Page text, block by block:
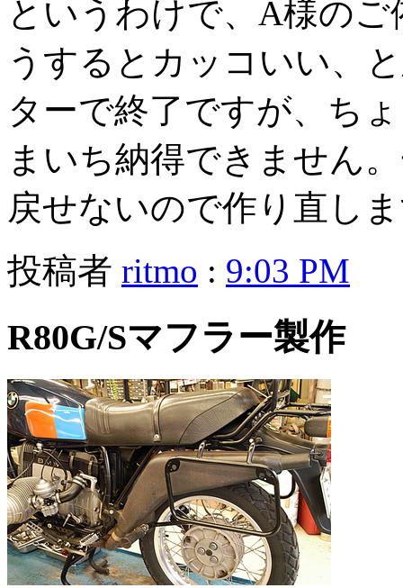
というわけで、A様の
うするとカッコいい、
ターで終了ですが、ち
まいち納得できません
戻せないので作り直し
投稿者 ritmo : 9:03 PM
R80G/Sマフラー製作